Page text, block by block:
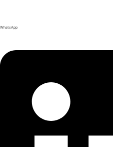
WhatsApp